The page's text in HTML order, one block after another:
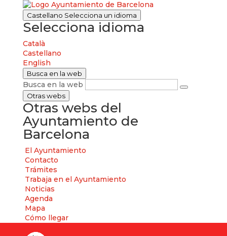
Castellano Selecciona un idioma
Selecciona idioma
Català
Castellano
English
Busca en la web
Busca en la web
Otras webs
Otras webs del
Ayuntamiento de
Barcelona
El Ayuntamiento
Contacto
Trámites
Trabaja en el Ayuntamiento
Noticias
Agenda
Mapa
Cómo llegar